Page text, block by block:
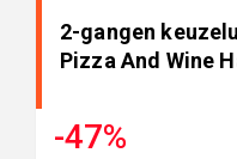
2-gangen
Pizza And Wine
-47%